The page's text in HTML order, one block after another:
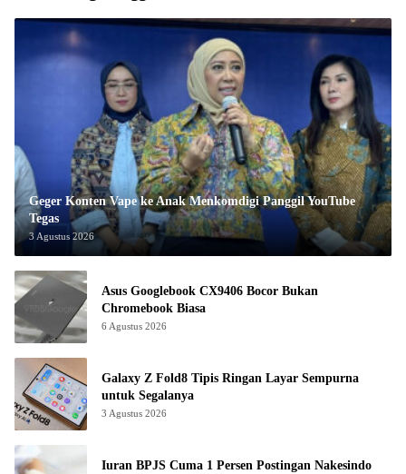
Geger Konten Vape ke Anak Menkomdigi Panggil YouTube
Tegas
3 Agustus 2026
Asus Googlebook CX9406 Bocor Bukan
Chromebook Biasa
6 Agustus 2026
Galaxy Z Fold8 Tipis Ringan Layar Sempurna
untuk Segalanya
3 Agustus 2026
Iuran BPJS Cuma 1 Persen Postingan Nakesindo